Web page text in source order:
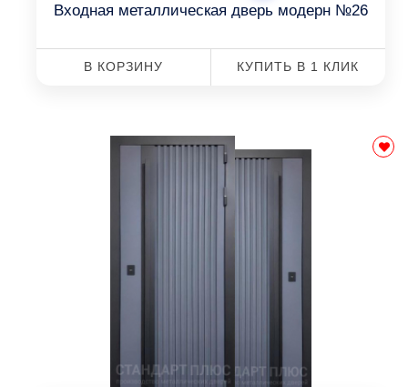
Входная металлическая дверь модерн №26
В КОРЗИНУ КУПИТЬ В 1 КЛИК